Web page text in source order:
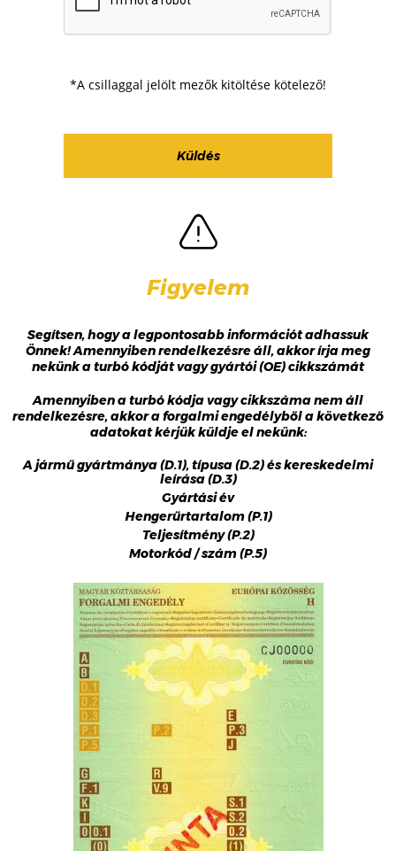
*A csillaggal jelölt mezők kitöltése kötelező!
Figyelem
Segítsen, hogy a legpontosabb információt adhassuk
Önnek! Amennyiben rendelkezésre áll, akkor írja meg
nekünk a turbó kódját vagy gyártói (OE) cikkszámát
Amennyiben a turbó kódja vagy cikkszáma nem áll
rendelkezésre, akkor a forgalmi engedélyből a következő
adatokat kérjük küldje el nekünk:
A jármű gyártmánya (D.1), típusa (D.2) és kereskedelmi
leírása (D.3)
Gyártási év
Hengerűrtartalom (P.1)
Teljesítmény (P.2)
Motorkód / szám (P.5)